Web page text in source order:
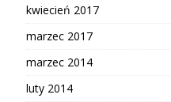
kwiecień 2017
marzec 2017
marzec 2014
luty 2014